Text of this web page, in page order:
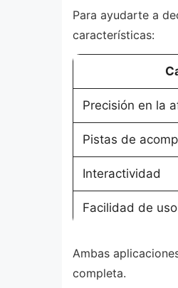
Para ayudarte a
características:
Precisión en la
Pistas de
Interactividad
Facilidad de uso
Ambas
completa.